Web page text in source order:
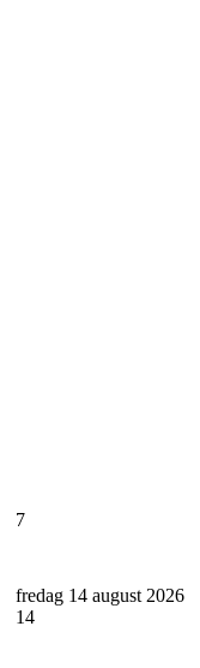
7
fredag 14 august 2026
14